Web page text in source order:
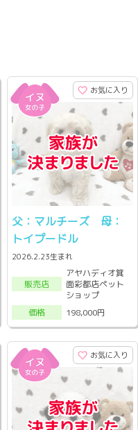
お気に入り
父：マルチーズ 母：
トイプードル
2026.2.23生まれ
販売店
アヤハディオ箕
面彩都店ペット
ショップ
価格
198,000円
お気に入り